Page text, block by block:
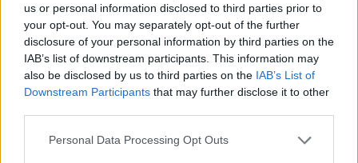
us or personal information disclosed to third parties prior to
your opt-out. You may separately opt-out of the further
disclosure of your personal information by third parties on the
IAB’s list of downstream participants. This information may
also be disclosed by us to third parties on the IAB’s List of
Downstream Participants that may further disclose it to other
Personal Data Processing Opt Outs